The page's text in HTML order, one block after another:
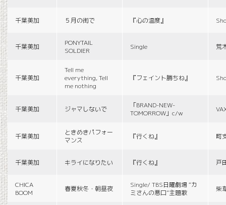
千葉美加 ５月の街で 『心の温度』
千葉美加
PONYTAIL
SOLDIER
Single 荒
千葉美加
Tell me
everything, Tell
me nothing
『フェイント勝ちね』
千葉美加 ジャマしないで
「BRAND-NEW-
TOMORROW」c/w
千葉美加
ときめきパフォー
マンス
『行くね』 町
千葉美加 キライになりたい 『行くね』 戸
CHICA
BOOM
春夏秋冬・朝昼夜
Single/ TBS日曜劇場 “カ
ミさんの悪口”主題歌
柴